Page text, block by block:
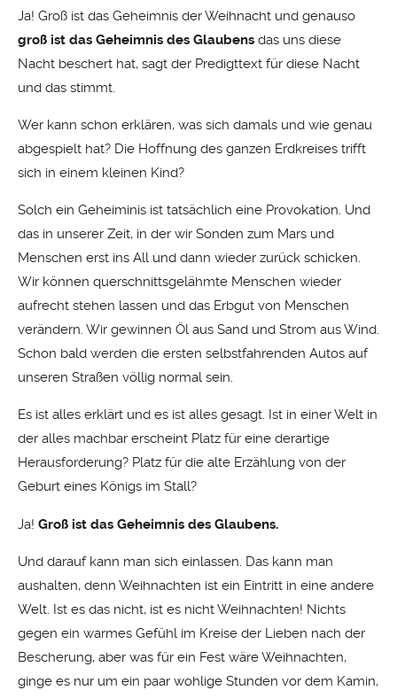
Ja! Groß ist das Geheimnis der Weihnacht und genauso
groß ist das Geheimnis des Glaubens das uns diese
Nacht beschert hat, sagt der Predigttext für diese Nacht
und das stimmt.
Wer kann schon erklären, was sich damals und wie genau
abgespielt hat? Die Hoffnung des ganzen Erdkreises trifft
sich in einem kleinen Kind?
Solch ein Geheiminis ist tatsächlich eine Provokation. Und
das in unserer Zeit, in der wir Sonden zum Mars und
Menschen erst ins All und dann wieder zurück schicken.
Wir können querschnittsgelähmte Menschen wieder
aufrecht stehen lassen und das Erbgut von Menschen
verändern. Wir gewinnen Öl aus Sand und Strom aus Wind.
Schon bald werden die ersten selbstfahrenden Autos auf
unseren Straßen völlig normal sein.
Es ist alles erklärt und es ist alles gesagt. Ist in einer Welt in
der alles machbar erscheint Platz für eine derartige
Herausforderung? Platz für die alte Erzählung von der
Geburt eines Königs im Stall?
Ja! Groß ist das Geheimnis des Glaubens.
Und darauf kann man sich einlassen. Das kann man
aushalten, denn Weihnachten ist ein Eintritt in eine andere
Welt. Ist es das nicht, ist es nicht Weihnachten! Nichts
gegen ein warmes Gefühl im Kreise der Lieben nach der
Bescherung, aber was für ein Fest wäre Weihnachten,
ginge es nur um ein paar wohlige Stunden vor dem Kamin,